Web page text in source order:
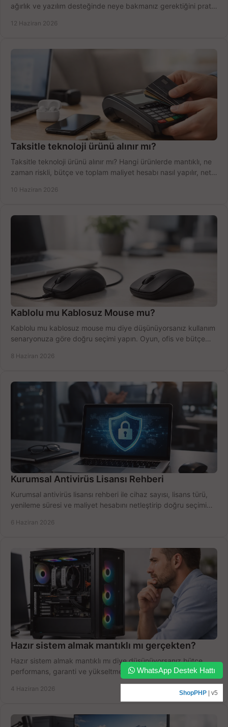
ağırlık ve yazılım desteğinde neye bakmanız gerektiğini pratik
12 Haziran 2026
Taksitle teknoloji ürünü alınır mı?
Taksitle teknoloji ürünü alınır mı? Hangi ürünlerde mantıklı, ne
zaman riskli, bütçe ve toplam maliyet hesabı nasıl yapılır, net
10 Haziran 2026
Kablolu mu Kablosuz Mouse mu?
Kablolu mu kablosuz mouse mu diye düşünüyorsanız kullanım
senaryonuza göre doğru seçimi yapın. Oyun, ofis ve bütçe
8 Haziran 2026
Kurumsal Antivirüs Lisansı Rehberi
Kurumsal antivirüs lisansı rehberi ile cihaz sayısı, lisans türü,
yenileme süresi ve maliyet hesabını netleştirip doğru seçimi
6 Haziran 2026
Hazır sistem almak mantıklı mı gerçekten?
Hazır sistem almak mantıklı mı diye düşünüyorsanız bütçe,
performans, garanti ve yükseltme payını birlikte değerlendirin,
4 Haziran 2026
WhatsApp Destek Hattı
ShopPHP | v5